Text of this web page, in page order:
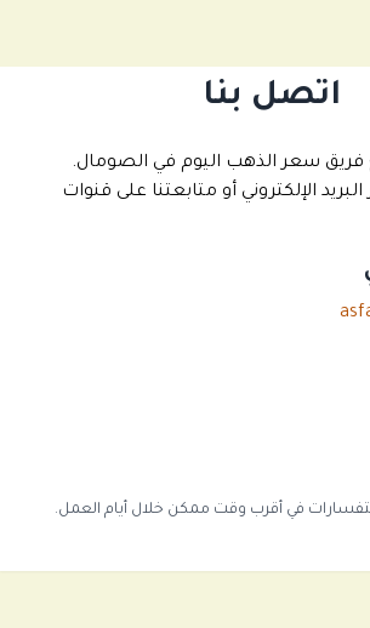
اتصل بنا
سعر الذهب اليوم في الصومال.
الإلكتروني أو متابعتنا على قنوات
في أقرب وقت ممكن خلال أيام العمل.